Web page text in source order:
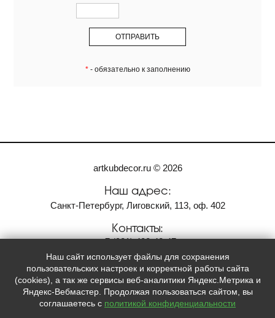
*- обязательно к заполнению
artkubdecor.ru © 2026
Наш адрес:
Санкт-Петербург, Лиговский, 113, оф. 402
Контакты:
+7(921)408-42-47
Мы в социальных сетях:
 
Наш сайт использует файлы для сохранения
пользовательских настроек и корректной работы сайта
(cookies), а так же сервисы веб-аналитики Яндекс.Метрика и
Яндекс-Вебмастер. Продолжая пользоваться сайтом, вы
соглашаетесь с политикой конфиденциальности